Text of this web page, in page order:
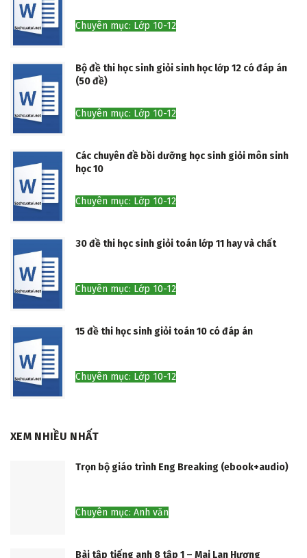
Chuyên mục: Lớp 10-12
Bộ đề thi học sinh giỏi sinh học lớp 12 có đáp án
(50 đề)
Chuyên mục: Lớp 10-12
Các chuyên đề bồi dưỡng học sinh giỏi môn sinh
học 10
Chuyên mục: Lớp 10-12
30 đề thi học sinh giỏi toán lớp 11 hay và chất
Chuyên mục: Lớp 10-12
15 đề thi học sinh giỏi toán 10 có đáp án
Chuyên mục: Lớp 10-12
XEM NHIỀU NHẤT
Trọn bộ giáo trình Eng Breaking (ebook+audio)
Chuyên mục: Anh văn
Bài tập tiếng anh 8 tập 1 – Mai Lan Hương